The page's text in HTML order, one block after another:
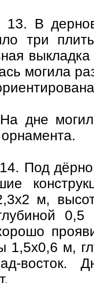
В
три
могила
На дне
Под
м,
1,5х0,6 м,
восток.